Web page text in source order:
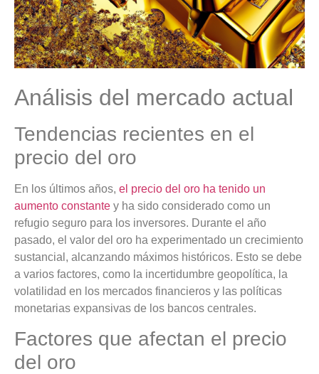
Análisis del mercado actual
Tendencias recientes en el
precio del oro
En los últimos años, el precio del oro ha tenido un
aumento constante y ha sido considerado como un
refugio seguro para los inversores. Durante el año
pasado, el valor del oro ha experimentado un crecimiento
sustancial, alcanzando máximos históricos. Esto se debe
a varios factores, como la incertidumbre geopolítica, la
volatilidad en los mercados financieros y las políticas
monetarias expansivas de los bancos centrales.
Factores que afectan el precio
del oro